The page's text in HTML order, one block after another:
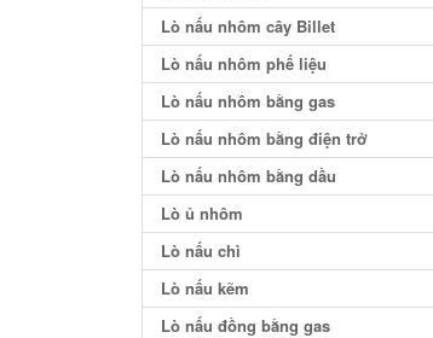
Lò nấu nhôm cây Billet
Lò nấu nhôm phế liệu
Lò nấu nhôm bằng gas
Lò nấu nhôm bằng điện trở
Lò nấu nhôm bằng dầu
Lò ủ nhôm
Lò nấu chì
Lò nấu kẽm
Lò nấu đồng bằng gas